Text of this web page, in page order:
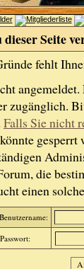
Seite
fehlt
zugänglich.
Falls Sie nicht
gesperrt
die
einen
Benutzername:
Passwort: